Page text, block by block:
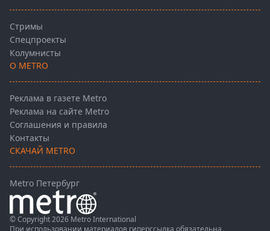
Стримы
Спецпроекты
Колумнисты
О METRO
Реклама в газете Metro
Реклама на сайте Metro
Соглашения и правила
Контакты
СКАЧАЙ METRO
Metro Петербург
© Copyright 2026 Metro International